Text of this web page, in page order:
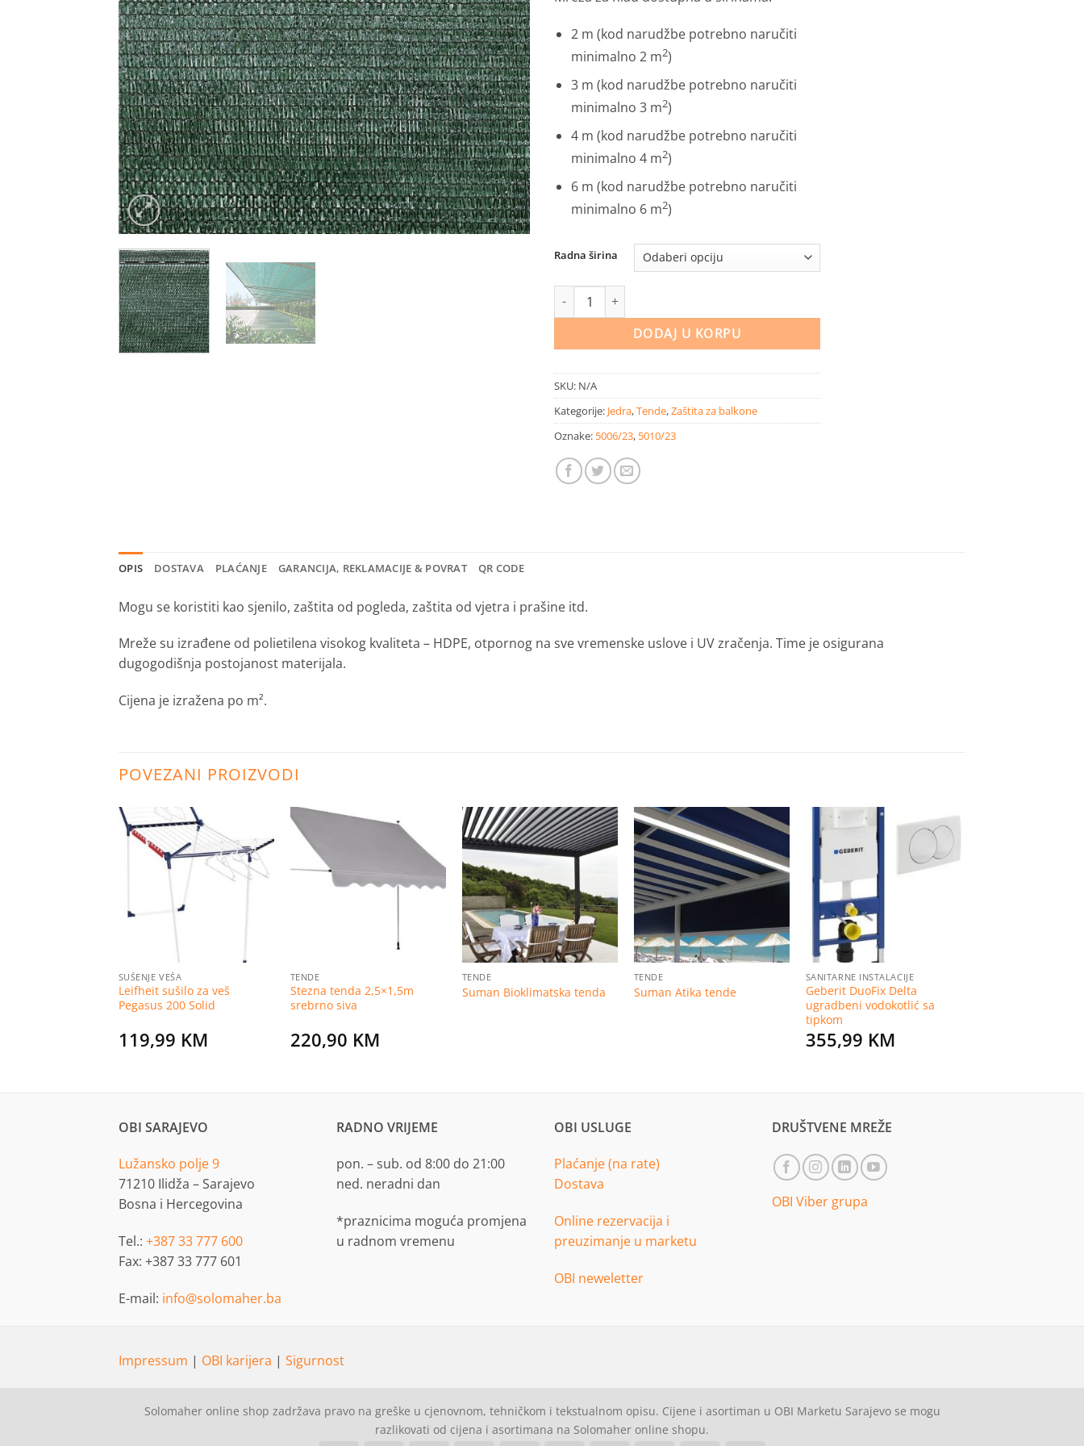
2 m (kod narudžbe potrebno naručiti
minimalno 2 m2)
3 m (kod narudžbe potrebno naručiti
minimalno 3 m2)
4 m (kod narudžbe potrebno naručiti
minimalno 4 m2)
6 m (kod narudžbe potrebno naručiti
minimalno 6 m2)
Radna širina
Mreža za hlad (platno) zelena količina
DODAJ U KORPU
SKU: N/A
Kategorije: Jedra,Tende,Zaštita za balkone
Oznake: 5006/23, 5010/23
OPIS DOSTAVA PLAĆANJE GARANCIJA, REKLAMACIJE & POVRAT QR CODE
Mogu se koristiti kao sjenilo, zaštita od pogleda, zaštita od vjetra i prašine itd.
Mreže su izrađene od polietilena visokog kvaliteta – HDPE, otpornog na sve vremenske uslove i UV zračenja. Time je osigurana
dugogodišnja postojanost materijala.
Cijena je izražena po m².
POVEZANI PROIZVODI
Dodaj
na
listu
SUŠENJE VEŠA
Leifheit sušilo za veš
Pegasus 200 Solid
119,99 KM
Dodaj
želja
TENDE
Stezna tenda 2,5×1,5m
srebrno siva
220,90 KM
Dodaj
TENDE
Suman Bioklimatska tenda
Dodaj
na
listu
želja
TENDE
Suman Atika tende
Dodaj
na
SANITARNE INSTALACIJE
Geberit DuoFix Delta
ugradbeni vodokotlić sa
tipkom
355,99 KM
OBI SARAJEVO
Lužansko polje 9
71210 Ilidža – Sarajevo
Bosna i Hercegovina
Tel.: +387 33 777 600
Fax: +387 33 777 601
E-mail: info@solomaher.ba
RADNO VRIJEME
pon. – sub. od 8:00 do 21:00
ned. neradni dan
*praznicima moguća promjena
u radnom vremenu
OBI USLUGE
Plaćanje (na rate)
Dostava
Online rezervacija i
preuzimanje u marketu
OBI neweletter
DRUŠTVENE MREŽE
OBI Viber grupa
Impressum | OBI karijera | Sigurnost
Solomaher online shop zadržava pravo na greške u cjenovnom, tehničkom i tekstualnom opisu. Cijene i asortiman u OBI Marketu Sarajevo se mogu
razlikovati od cijena i asortimana na Solomaher online shopu.